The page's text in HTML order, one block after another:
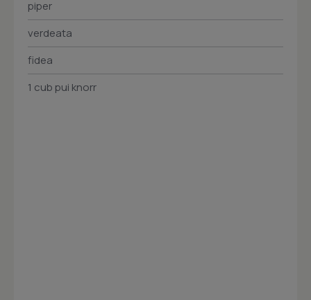
piper
verdeata
fidea
1 cub pui knorr